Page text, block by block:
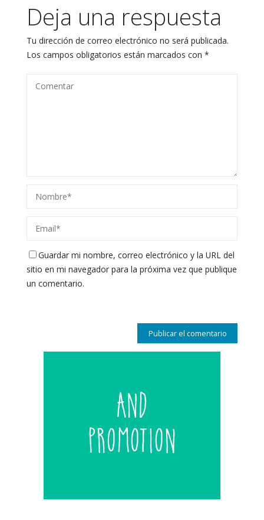
Deja una respuesta
Tu dirección de correo electrónico no será publicada.
Los campos obligatorios están marcados con *
Guardar mi nombre, correo electrónico y la URL del
sitio en mi navegador para la próxima vez que publique
un comentario.